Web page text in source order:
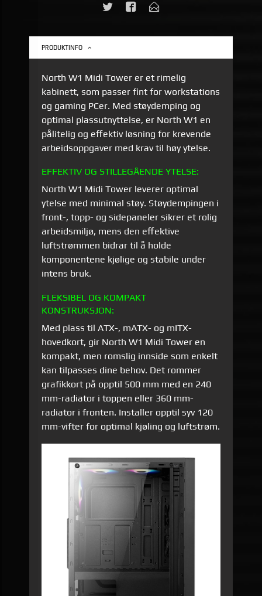
PRODUKTINFO
North W1 Midi Tower er et rimelig
kabinett, som passer fint for workstations
og gaming PCer. Med støydemping og
optimal plassutnyttelse, er North W1 en
pålitelig og effektiv løsning for krevende
arbeidsoppgaver med krav til høy ytelse.
EFFEKTIV OG STILLEGÅENDE YTELSE:
North W1 Midi Tower leverer optimal
ytelse med minimal støy. Støydempingen i
front-, topp- og sidepaneler sikrer et rolig
arbeidsmiljø, mens den effektive
luftstrømmen bidrar til å holde
komponentene kjølige og stabile under
intens bruk.
FLEKSIBEL OG KOMPAKT
KONSTRUKSJON:
Med plass til ATX-, mATX- og mITX-
hovedkort, gir North W1 Midi Tower en
kompakt, men romslig innside som enkelt
kan tilpasses dine behov. Det rommer
grafikkort på opptil 500 mm med en 240
mm-radiator i toppen eller 360 mm-
radiator i fronten. Installer opptil syv 120
mm-vifter for optimal kjøling og luftstrøm.